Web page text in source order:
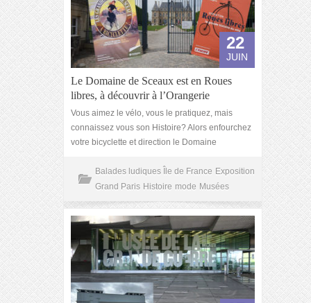
22
JUIN
Le Domaine de Sceaux est en Roues
libres, à découvrir à l’Orangerie
Vous aimez le vélo, vous le pratiquez, mais
connaissez vous son Histoire? Alors enfourchez
votre bicyclette et direction le Domaine
Balades ludiques Île de France Exposition
Grand Paris Histoire mode Musées